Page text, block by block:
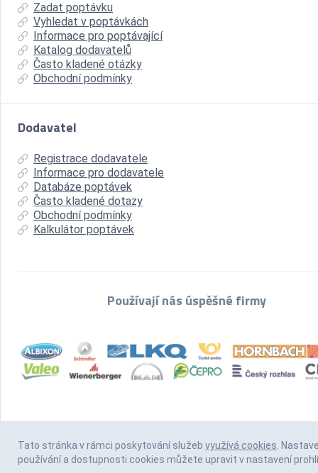
Zadat poptávku
Vyhledat v poptávkách
Informace pro poptávající
Katalog dodavatelů
Často kladené otázky
Obchodní podmínky
Dodavatel
Registrace dodavatele
Informace pro dodavatele
Databáze poptávek
Často kladené dotazy
Obchodní podmínky
Kalkulátor poptávek
Používají nás úspěšné firmy
Tato stránka v rámci poskytování služeb využívá cookies.
používání a dostupnosti cookies můžete upravit v nastavení